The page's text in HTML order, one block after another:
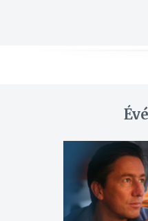
mes
favoris